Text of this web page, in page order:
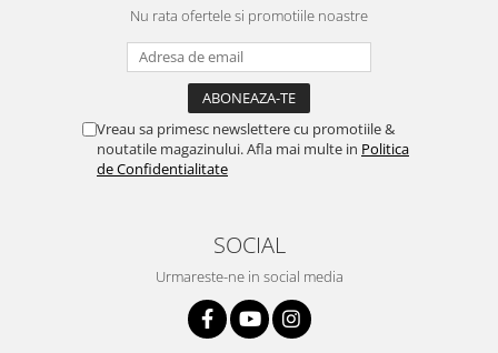
Nu rata ofertele si promotiile noastre
Vreau sa primesc newslettere cu promotiile &
noutatile magazinului. Afla mai multe in Politica
de Confidentialitate
SOCIAL
Urmareste-ne in social media